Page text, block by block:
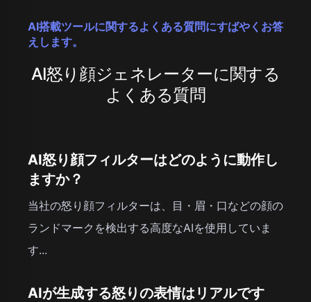
AI搭載ツールに関するよくある質問にすばやくお答
えします。
AI怒り顔ジェネレーターに関する
よくある質問
AI怒り顔フィルターはどのように動作し
ますか？
当社の怒り顔フィルターは、目・眉・口などの顔の
ランドマークを検出する高度なAIを使用していま
す...
AIが生成する怒りの表情はリアルです